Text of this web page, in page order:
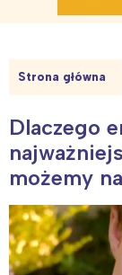
Strona główna
Dlaczego
możemy